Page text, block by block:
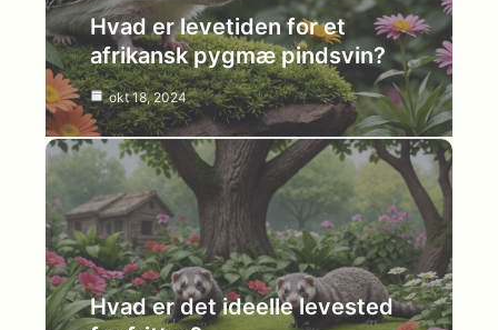
Hvad er levetiden for et
afrikansk pygmæ pindsvin?
okt 18, 2024
Hvad er det ideelle levested